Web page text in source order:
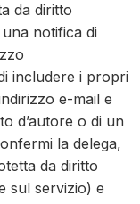
da diritto
notifica di
includere i propri
e-mail e
d’autore o di un
la delega,
da diritto
sul servizio) e